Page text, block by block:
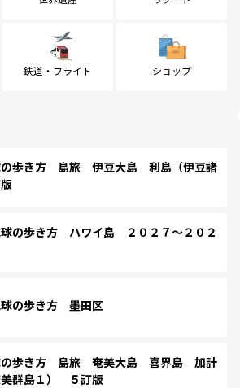
鉄道・フライト ショップ
歩き方 島旅 伊豆大島 利島（伊豆諸
の歩き方 ハワイ島 ２０２７～２０２
の歩き方 墨田区
歩き方 島旅 奄美大島 喜界島 加計
美群島１） ５訂版